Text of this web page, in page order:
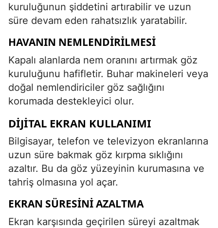
kuruluğunun şiddetini artırabilir ve uzun
süre devam eden rahatsızlık yaratabilir.
HAVANIN NEMLENDIRILMESI
Kapalı alanlarda nem oranını artırmak göz
kuruluğunu hafifletir. Buhar makineleri veya
doğal nemlendiriciler göz sağlığını
korumada destekleyici olur.
DIJITAL EKRAN KULLANIMI
Bilgisayar, telefon ve televizyon ekranlarına
uzun süre bakmak göz kırpma sıklığını
azaltır. Bu da göz yüzeyinin kurumasına ve
tahriş olmasına yol açar.
EKRAN SÜRESINI AZALTMA
Ekran karşısında geçirilen süreyi azaltmak